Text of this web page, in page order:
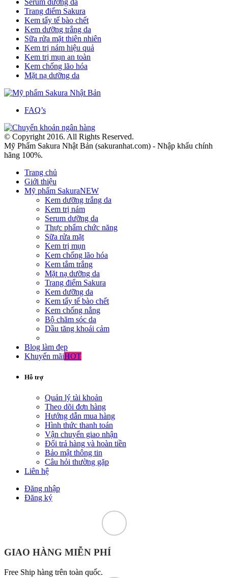
Serum dưỡng da
Trang điểm Sakura
Kem tẩy tế bào chết
Kem dưỡng trắng da
Sữa rửa mặt thiên nhiên
Kem trị nám hiệu quả
Kem trị mụn an toàn
Kem chống lão hóa
Mặt nạ dưỡng da
FAQ’s
© Copyright 2016. All Rights Reserved.
Mỹ Phẩm Sakura Nhật Bản (sakuranhat.com) - Nhập khẩu chính
hãng 100%.
Trang chủ
Giới thiệu
Mỹ phẩm SakuraNEW
Kem dưỡng trắng da
Kem trị nám
Serum dưỡng da
Thực phẩm chức năng
Sữa rửa mặt
Kem trị mụn
Kem chống lão hóa
Kem tắm trắng
Mặt nạ dưỡng da
Trang điểm Sakura
Kem dưỡng da
Kem tẩy tế bào chết
Kem chống nắng
Bộ chăm sóc da
Dầu tăng khoái cảm
Blog làm đẹp
Khuyến mãiHOT
Hỗ trợ
Quản lý tài khoản
Theo dõi đơn hàng
Hướng dẫn mua hàng
Hình thức thanh toán
Vận chuyển giao nhận
Đổi trả hàng và hoàn tiền
Bảo mật thông tin
Câu hỏi thường gặp
Liên hệ
Đăng nhập
Đăng ký
GIAO HÀNG MIỄN PHÍ
Free Ship hàng trên toàn quốc.